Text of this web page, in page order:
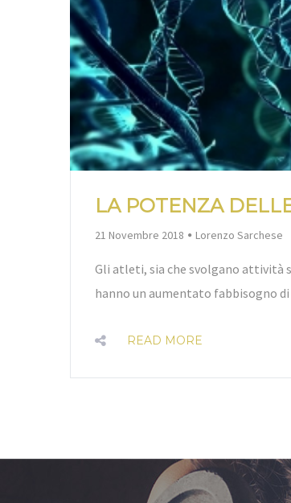
LA POTENZA
21 Novembre 2018 By
Lorenzo Sarchese
Gli atleti, sia che svolgano attività
hanno un aumentato fabbisogno
READ MORE